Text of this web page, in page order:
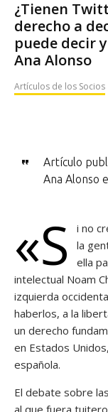
¿Tienen
derecho a
puede decir
Ana Alonso
Artículos de los Socios
Artículo
Ana Alonso
«S
i no
la
ella
intelectual Noam
izquierda
haberlos, a la
un derecho
en Estados
española.
El debate sobre